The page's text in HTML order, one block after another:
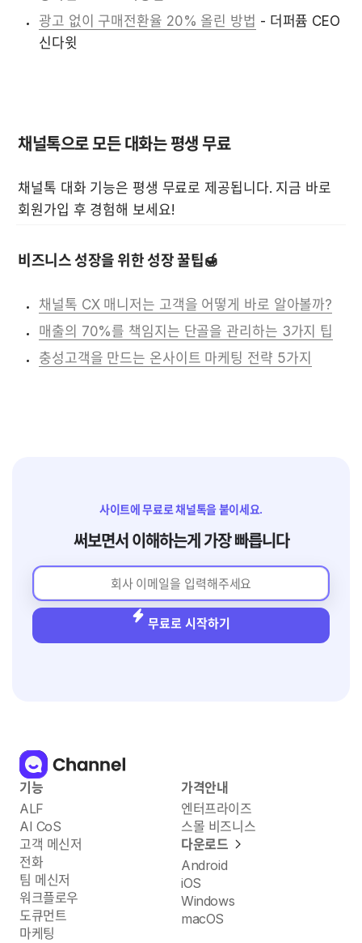
광고 없이 구매전환율 20% 올린 방법 - 더퍼퓸 CEO
신다윗
채널톡으로 모든 대화는 평생 무료
채널톡 대화 기능은 평생 무료로 제공됩니다. 지금 바로
회원가입 후 경험해 보세요!
비즈니스 성장을 위한 성장 꿀팁🍯
채널톡 CX 매니저는 고객을 어떻게 바로 알아볼까?
매출의 70%를 책임지는 단골을 관리하는 3가지 팁
충성고객을 만드는 온사이트 마케팅 전략 5가지
사이트에 무료로 채널톡을 붙이세요.
써보면서 이해하는게 가장 빠릅니다
무료로 시작하기
기능
ALF
AI CoS
고객 메신저
전화
팀 메신저
워크플로우
도큐먼트
마케팅
가격안내
엔터프라이즈
스몰 비즈니스
다운로드
Android
iOS
Windows
macOS